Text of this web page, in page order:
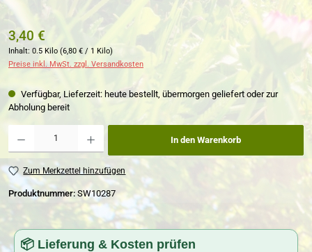
3,40 €
Inhalt: 0.5 Kilo (6,80 € / 1 Kilo)
Preise inkl. MwSt. zzgl. Versandkosten
Verfügbar, Lieferzeit: heute bestellt, übermorgen geliefert oder zur
Abholung bereit
Produkt Anzahl: Gib den gewünschten Wert ein oder benutze die Schaltflächen um die Anzahl zu
In den Warenkorb
Zum Merkzettel hinzufügen
Produktnummer: SW10287
📦 Lieferung & Kosten prüfen